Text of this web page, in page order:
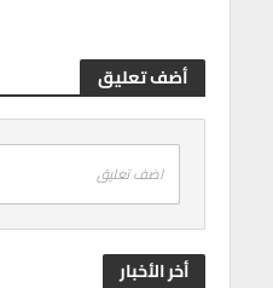
أضف تعليق
اضف تعليق
أخر الأخبار